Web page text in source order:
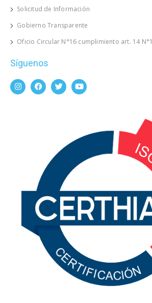
Solicitud de Información
Gobierno Transparente
Oficio Circular N°16 cumplimiento art. 14 N°1
Síguenos